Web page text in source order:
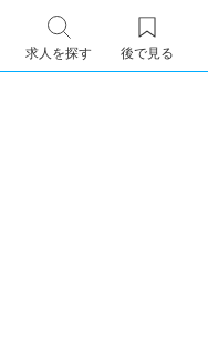
求人を探す 後で見る